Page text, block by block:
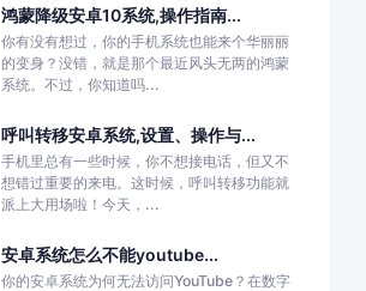
鸿蒙降级安卓10系统,操作指南...
你有没有想过，你的手机系统也能来个华丽丽
的变身？没错，就是那个最近风头无两的鸿蒙
系统。不过，你知道吗...
呼叫转移安卓系统,设置、操作与...
手机里总有一些时候，你不想接电话，但又不
想错过重要的来电。这时候，呼叫转移功能就
派上大用场啦！今天，...
安卓系统怎么不能youtube...
你的安卓系统为何无法访问YouTube？在数字